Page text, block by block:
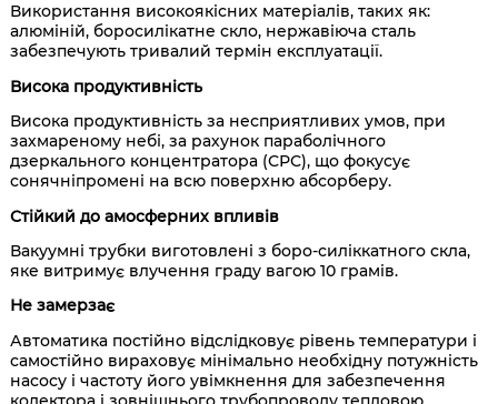
Використання високоякісних матеріалів, таких як:
алюміній, боросилікатне скло, нержавіюча сталь
забезпечують тривалий термін експлуатації.
Висока продуктивність
Висока продуктивність за несприятливих умов, при
захмареному небі, за рахунок параболічного
дзеркального концентратора (СРС), що фокусує
сонячніпромені на всю поверхню абсорберу.
Стійкий до амосферних впливів
Вакуумні трубки виготовлені з боро-силіккатного скла,
яке витримує влучення граду вагою 10 грамів.
Не замерзає
Автоматика постійно відслідковує рівень температури і
самостійно вираховує мінімально необхідну потужність
насосу і частоту його увімкнення для забезпечення